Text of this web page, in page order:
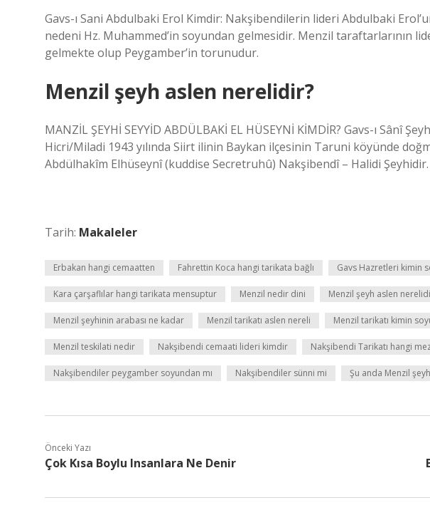
Gavs-ı Sani Abdulbaki Erol Kimdir: Nakşibendilerin lideri Abdulbaki
nedeni Hz. Muhammed’in soyundan gelmesidir. Menzil taraftarlarının
gelmekte olup Peygamber’in torunudur.
Menzil şeyh aslen nerelidir?
MANZİL ŞEYHİ SEYYİD ABDÜLBAKİ EL HÜSEYNİ KİMDİR? Gavs-ı Sânî
Hicri/Miladi 1943 yılında Siirt ilinin Baykan ilçesinin Taruni köyünde
Abdülhakîm Elhüseynî (kuddise Secretruhû) Nakşibendî – Halidi Şeyhidir.
Tarih: Makaleler
Erbakan hangi cemaatten Fahrettin Koca hangi tarikata bağlı Gavs Hazretleri kimin
Kara çarşaflılar hangi tarikata mensuptur Menzil nedir dini Menzil şeyh aslen
Menzil şeyhinin arabası ne kadar Menzil tarikatı aslen nereli Menzil tarikatı kimin
Menzil teskilati nedir Nakşibendi cemaati lideri kimdir Nakşibendi Tarikatı hangi
Nakşibendiler peygamber soyundan mı Nakşibendiler sünni mi Şu anda Menzil
Önceki Yazı
Çok Kısa Boylu Insanlara Ne Denir